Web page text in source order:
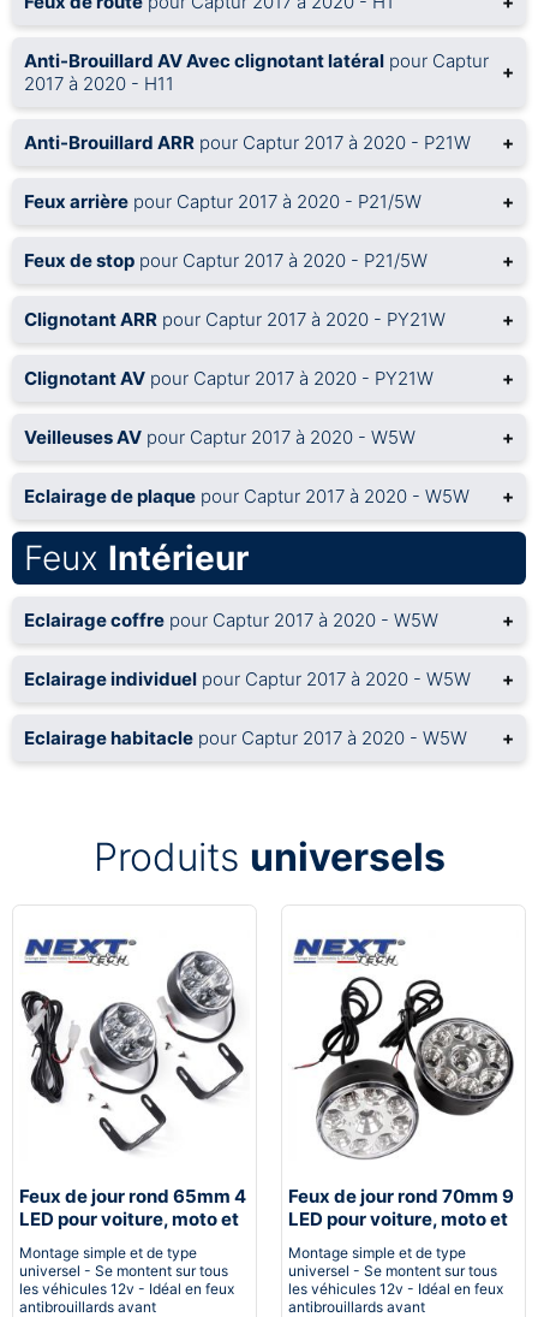
Anti-Brouillard AV Avec clignotant latéral pour Captur
2017 à 2020 - H11
+
Anti-Brouillard ARR pour Captur 2017 à 2020 - P21W +
Feux arrière pour Captur 2017 à 2020 - P21/5W +
Feux de stop pour Captur 2017 à 2020 - P21/5W +
Clignotant ARR pour Captur 2017 à 2020 - PY21W +
Clignotant AV pour Captur 2017 à 2020 - PY21W +
Veilleuses AV pour Captur 2017 à 2020 - W5W +
Eclairage de plaque pour Captur 2017 à 2020 - W5W +
Feux Intérieur
Eclairage coffre pour Captur 2017 à 2020 - W5W +
Eclairage individuel pour Captur 2017 à 2020 - W5W +
Eclairage habitacle pour Captur 2017 à 2020 - W5W +
Produits universels
Feux de jour rond 65mm 4
LED pour voiture, moto et
Montage simple et de type
universel - Se montent sur tous
les véhicules 12v - Idéal en feux
antibrouillards avant
Feux de jour rond 70mm 9
LED pour voiture, moto et
Montage simple et de type
universel - Se montent sur tous
les véhicules 12v - Idéal en feux
antibrouillards avant